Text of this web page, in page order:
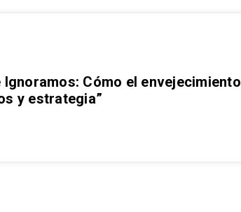
Cómo el envejecimiento
y estrategia”